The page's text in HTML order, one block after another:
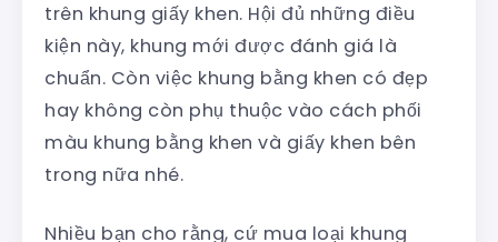
trên khung giấy khen. Hội đủ những điều
kiện này, khung mới được đánh giá là
chuẩn. Còn việc khung bằng khen có đẹp
hay không còn phụ thuộc vào cách phối
màu khung bằng khen và giấy khen bên
trong nữa nhé.
Nhiều bạn cho rằng, cứ mua loại khung